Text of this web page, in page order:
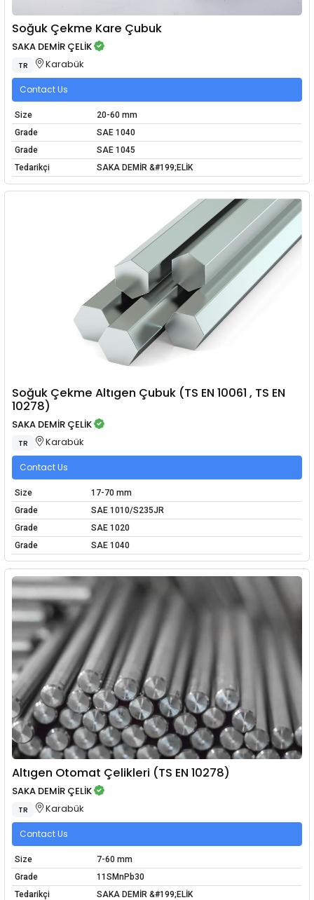
Soğuk Çekme Kare Çubuk
SAKA DEMİR ÇELİK
TR Karabük
Contact Us
Size
20-60 mm
Grade
SAE 1040
Grade
SAE 1045
Tedarikçi
SAKA DEMİR &#199;ELİK
Soğuk Çekme Altıgen Çubuk (TS EN 10061 , TS EN
10278)
SAKA DEMİR ÇELİK
TR Karabük
Contact Us
Size
17-70 mm
Grade
SAE 1010/S235JR
Grade
SAE 1020
Grade
SAE 1040
Altıgen Otomat Çelikleri (TS EN 10278)
SAKA DEMİR ÇELİK
TR Karabük
Contact Us
Size
7-60 mm
Grade
11SMnPb30
Tedarikçi
SAKA DEMİR &#199;ELİK